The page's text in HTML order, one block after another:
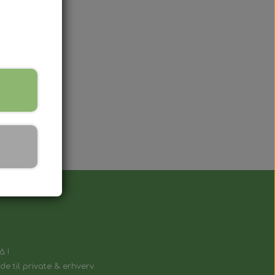
der fungerer på samme måde som
!
til private & erhverv.